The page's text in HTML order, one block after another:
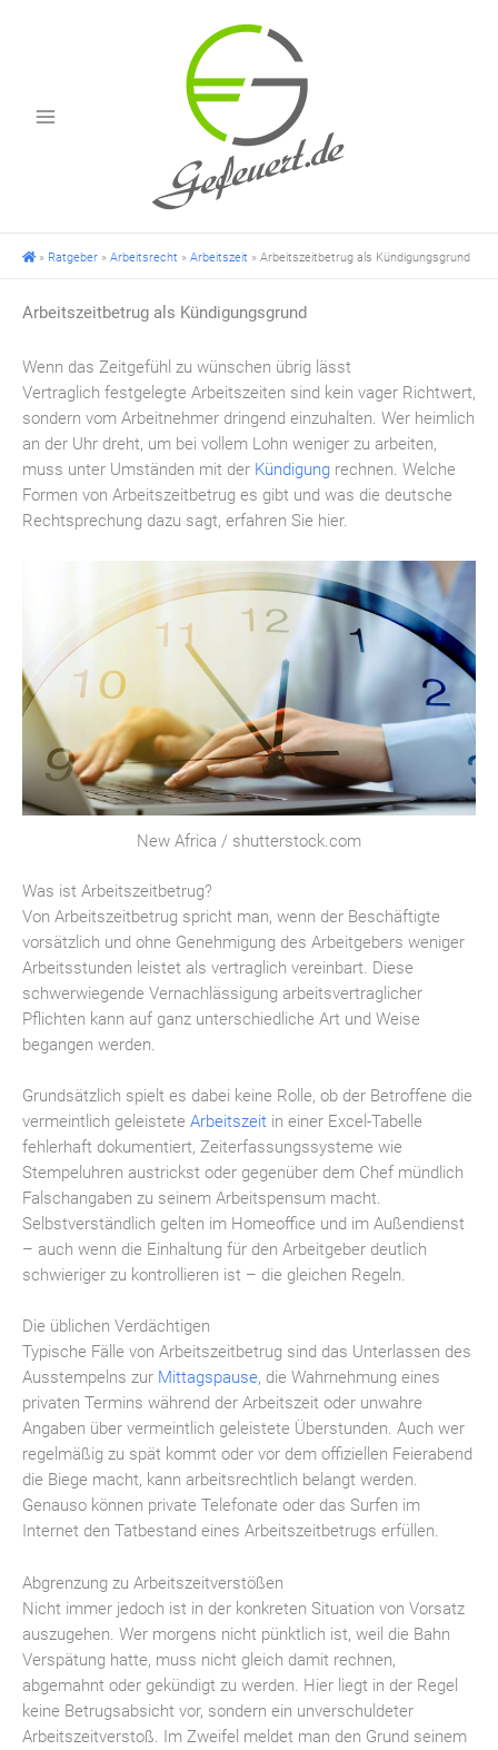
» Ratgeber » Arbeitsrecht » Arbeitszeit » Arbeitszeitbetrug als Kündigungsgrund
Arbeitszeitbetrug als Kündigungsgrund
Wenn das Zeitgefühl zu wünschen übrig lässt
Vertraglich festgelegte Arbeitszeiten sind kein vager Richtwert,
sondern vom Arbeitnehmer dringend einzuhalten. Wer heimlich
an der Uhr dreht, um bei vollem Lohn weniger zu arbeiten,
muss unter Umständen mit der Kündigung rechnen. Welche
Formen von Arbeitszeitbetrug es gibt und was die deutsche
Rechtsprechung dazu sagt, erfahren Sie hier.
New Africa / shutterstock.com
Was ist Arbeitszeitbetrug?
Von Arbeitszeitbetrug spricht man, wenn der Beschäftigte
vorsätzlich und ohne Genehmigung des Arbeitgebers weniger
Arbeitsstunden leistet als vertraglich vereinbart. Diese
schwerwiegende Vernachlässigung arbeitsvertraglicher
Pflichten kann auf ganz unterschiedliche Art und Weise
begangen werden.
Grundsätzlich spielt es dabei keine Rolle, ob der Betroffene die
vermeintlich geleistete Arbeitszeit in einer Excel-Tabelle
fehlerhaft dokumentiert, Zeiterfassungssysteme wie
Stempeluhren austrickst oder gegenüber dem Chef mündlich
Falschangaben zu seinem Arbeitspensum macht.
Selbstverständlich gelten im Homeoffice und im Außendienst
– auch wenn die Einhaltung für den Arbeitgeber deutlich
schwieriger zu kontrollieren ist – die gleichen Regeln.
Die üblichen Verdächtigen
Typische Fälle von Arbeitszeitbetrug sind das Unterlassen des
Ausstempelns zur Mittagspause, die Wahrnehmung eines
privaten Termins während der Arbeitszeit oder unwahre
Angaben über vermeintlich geleistete Überstunden. Auch wer
regelmäßig zu spät kommt oder vor dem offiziellen Feierabend
die Biege macht, kann arbeitsrechtlich belangt werden.
Genauso können private Telefonate oder das Surfen im
Internet den Tatbestand eines Arbeitszeitbetrugs erfüllen.
Abgrenzung zu Arbeitszeitverstößen
Nicht immer jedoch ist in der konkreten Situation von Vorsatz
auszugehen. Wer morgens nicht pünktlich ist, weil die Bahn
Verspätung hatte, muss nicht gleich damit rechnen,
abgemahnt oder gekündigt zu werden. Hier liegt in der Regel
keine Betrugsabsicht vor, sondern ein unverschuldeter
Arbeitszeitverstoß. Im Zweifel meldet man den Grund seinem